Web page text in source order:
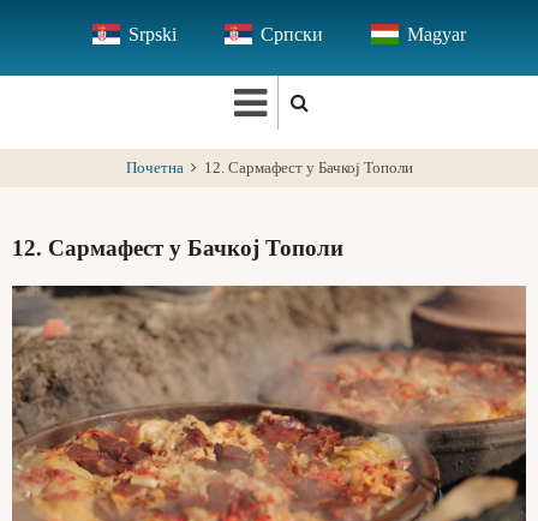
main
Srpski Српски Magyar
Почетна 12. Сармафест у Бачкој Тополи
12. Сармафест у Бачкој Тополи